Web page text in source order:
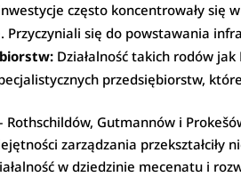
często koncentrowały się
Przyczyniali się do powstawania
Działalność takich rodów
przedsiębiorstw,
Rothschildów, Gutmannów i
zarządzania przekształciły
w dziedzinie mecenatu i